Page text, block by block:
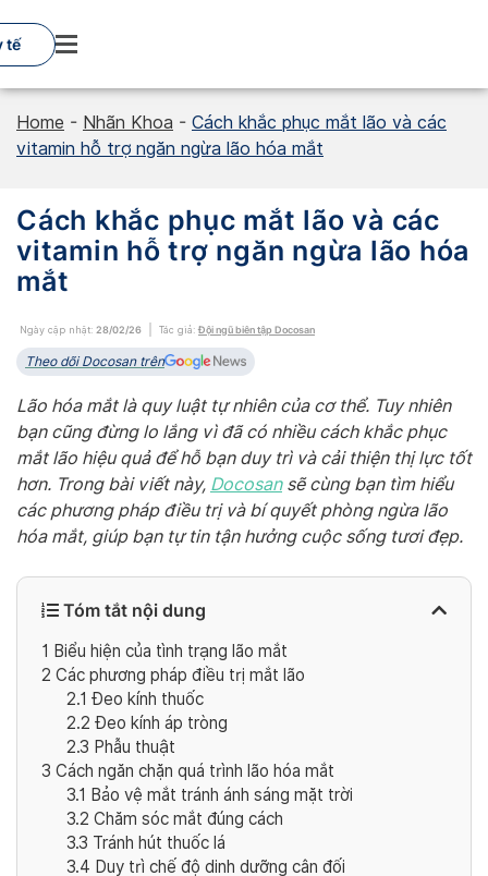
to
content
tế
Home - Nhãn Khoa - Cách khắc phục mắt lão và các
vitamin hỗ trợ ngăn ngừa lão hóa mắt
Cách khắc phục mắt lão và các
vitamin hỗ trợ ngăn ngừa lão hóa
mắt
Ngày cập nhật: 28/02/26 Tác giả: Đội ngũ biên tập Docosan
Theo dõi Docosan trên
Lão hóa mắt là quy luật tự nhiên của cơ thể. Tuy nhiên
bạn cũng đừng lo lắng vì đã có nhiều cách khắc phục
mắt lão hiệu quả để hỗ bạn duy trì và cải thiện thị lực tốt
hơn. Trong bài viết này, Docosansẽ cùng bạn tìm hiểu
các phương pháp điều trị và bí quyết phòng ngừa lão
hóa mắt, giúp bạn tự tin tận hưởng cuộc sống tươi đẹp.
Tóm tắt nội dung
1 Biểu hiện của tình trạng lão mắt
2 Các phương pháp điều trị mắt lão
2.1 Đeo kính thuốc
2.2 Đeo kính áp tròng
2.3 Phẫu thuật
3 Cách ngăn chặn quá trình lão hóa mắt
3.1 Bảo vệ mắt tránh ánh sáng mặt trời
3.2 Chăm sóc mắt đúng cách
3.3 Tránh hút thuốc lá
3.4 Duy trì chế độ dinh dưỡng cân đối